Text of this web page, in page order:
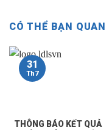
CÓ THỂ BẠN QUAN
THÔNG BÁO KẾT QUẢ
31
Th7